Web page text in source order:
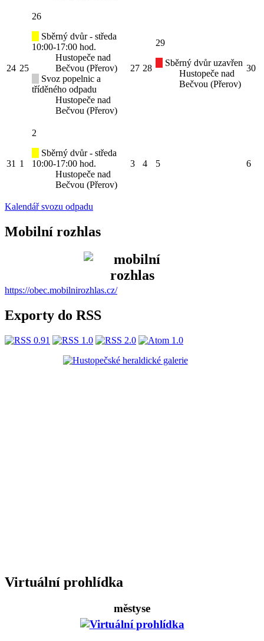
24 25
26
Sběrný dvůr - středa
10:00-17:00 hod.
Hustopeče nad
Bečvou (Přerov)
Svoz popelnic a
tříděného odpadu
Hustopeče nad
Bečvou (Přerov)
27 28
29
Sběrný dvůr uzavřen
Hustopeče nad
Bečvou (Přerov)
30
31 1
2
Sběrný dvůr - středa
10:00-17:00 hod.
Hustopeče nad
Bečvou (Přerov)
3 4 5 6
Kalendář svozu odpadu
Mobilní rozhlas
https://obec.mobilnirozhlas.cz/
Exporty do RSS
Virtuální prohlídka
městyse